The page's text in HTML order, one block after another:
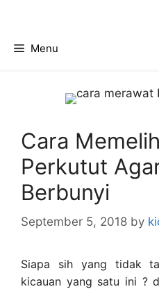
contentMenu
Cara
Perkutut
Berbunyi
September 5, 2018 by
Siapa sih yang tidak
kicauan yang satu ini ?